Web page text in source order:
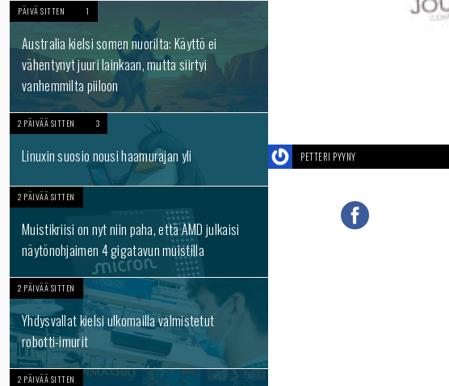
PÄIVÄ SITTEN 1
Australia kielsi somen nuorilta: Käyttö ei
vähentynyt juuri lainkaan, mutta siirtyi
vanhemmilta piiloon
2 PÄIVÄÄ SITTEN 3
Linuxin suosio nousi haamurajan yli
2 PÄIVÄÄ SITTEN
Muistikriisi on nyt niin paha, että AMD julkaisi
näytönohjaimen 4 gigatavun muistilla
2 PÄIVÄÄ SITTEN
Yhdysvallat kielsi ulkomailla valmistetut
robotti-imurit
2 PÄIVÄÄ SITTEN
PETTERI PYYNY